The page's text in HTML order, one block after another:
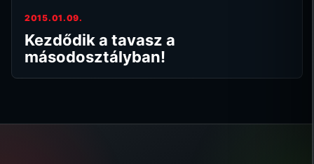
2015.01.09.
Kezdődik a tavasz a
másodosztályban!